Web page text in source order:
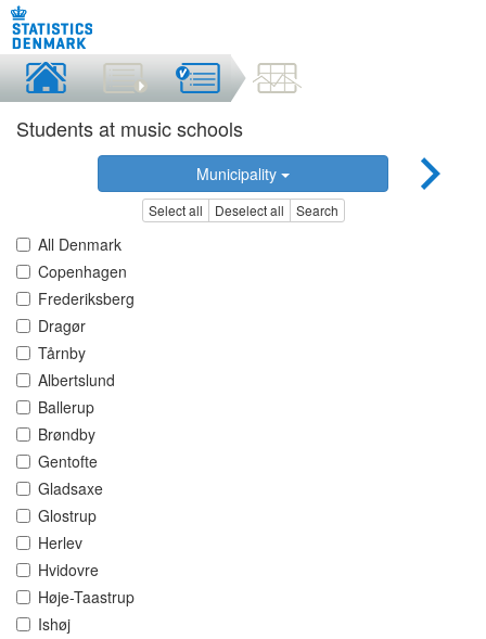
Students at music schools
Municipality
Select all Deselect all Search
All Denmark
Copenhagen
Frederiksberg
Dragør
Tårnby
Albertslund
Ballerup
Brøndby
Gentofte
Gladsaxe
Glostrup
Herlev
Hvidovre
Høje-Taastrup
Ishøj